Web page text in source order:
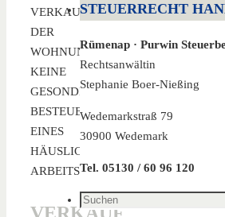
VERKAUF
DER
WOHNUNG:
KEINE
GESONDERTE
BESTEUERUNG
EINES
HÄUSLICHEN
ARBEITSZIMMERS
STEUERRECHT
Rümenap · Purwin
Rechtsanwältin
Stephanie Boer-Nießing
Wedemarkstraß 79
30900 Wedemark
Tel. 05130 / 60 96 120
Suchen